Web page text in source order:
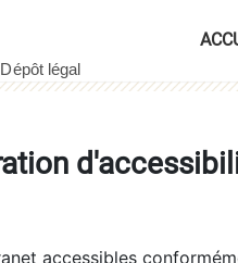
accessibles